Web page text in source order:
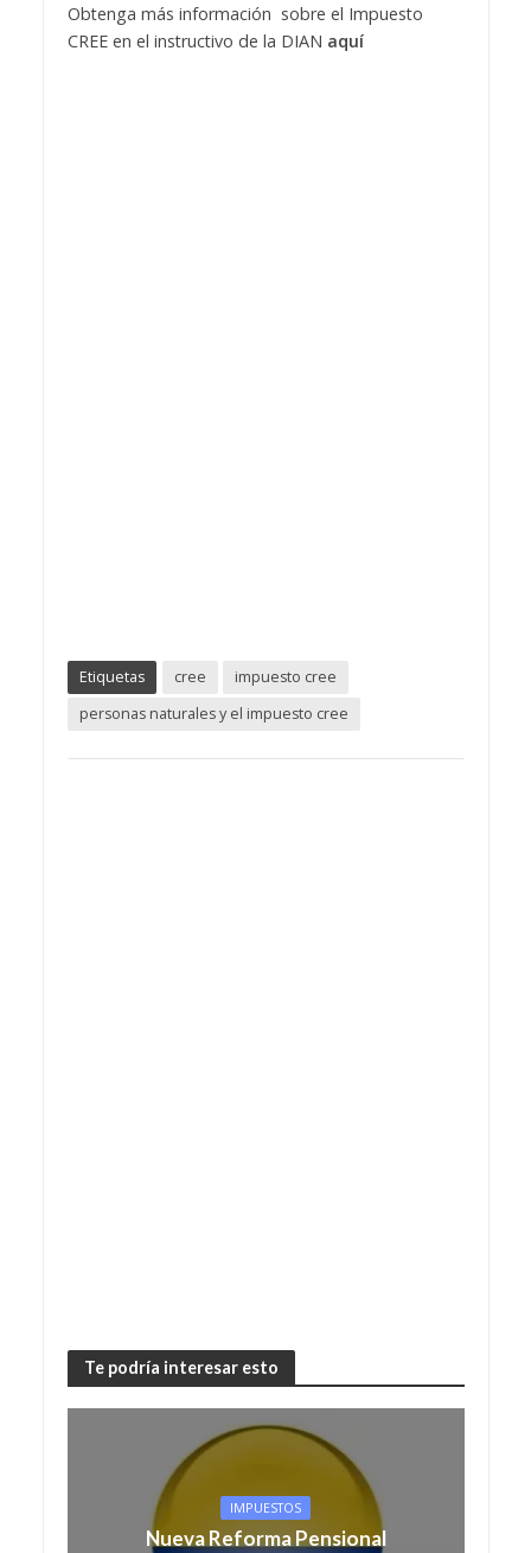
Obtenga más información sobre el Impuesto
CREE en el instructivo de la DIAN aquí
Etiquetas cree
impuesto cree
personas naturales y el impuesto cree
Te podría interesar esto
IMPUESTOS
Nueva Reforma Pensional